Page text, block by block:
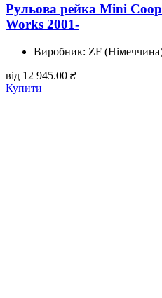
Рульова рейка Mini
Works 2001-
Виробник: ZF
від 12 945.00 ₴
Купити